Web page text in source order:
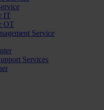
IT
OT
Service
Services